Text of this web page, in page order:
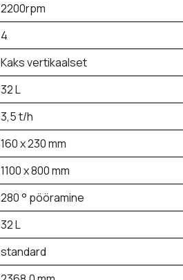
2200rpm
4
Kaks vertikaalset
32 L
3,5 t/h
160 x 230 mm
1100 x 800 mm
280 ° pööramine
32 L
standard